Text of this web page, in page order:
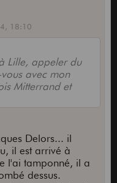
18:10
Lille, appeler du
avec mon
Mitterrand et
Delors... il
il est arrivé à
l'ai tamponné, il a
dessus.